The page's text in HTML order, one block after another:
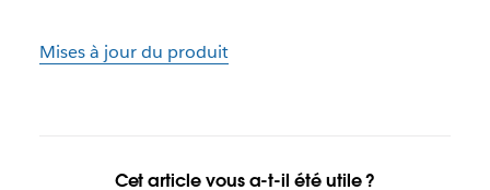
Mises à jour du produit
Cet article vous a-t-il été utile ?